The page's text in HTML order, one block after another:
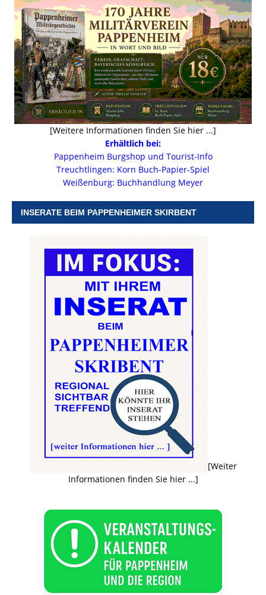
[Weitere Informationen finden Sie hier ...]
Erhältlich bei:
Pappenheim Burgshop und Tourist-Info
Treuchtlingen: Korn Buch-Papier-Spiel
Weißenburg: Buchhandlung Meyer
INSERATE BEIM PAPPENHEIMER SKIRBENT
[Weiter
Informationen finden Sie hier ...]